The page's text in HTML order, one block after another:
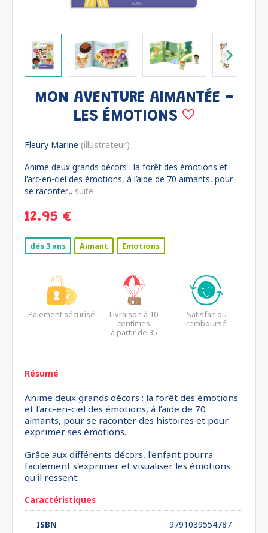
MON AVENTURE AIMANTÉE -
LES ÉMOTIONS
Fleury Marine (illustrateur)
Anime deux grands décors : la forêt des émotions et
l'arc-en-ciel des émotions, à l’aide de 70 aimants, pour
se raconter... suite
12.95 €
dès 3 ans Aimant Emotions
Paiement sécurisé
Livraison à 10
centimes
à partir de 35
Satisfait ou
remboursé
Résumé
Anime deux grands décors : la forêt des émotions
et l'arc-en-ciel des émotions, à l’aide de 70
aimants, pour se raconter des histoires et pour
exprimer ses émotions.
Grâce aux différents décors, l'enfant pourra
facilement s'exprimer et visualiser les émotions
qu'il ressent.
Caractéristiques
ISBN
9791039554787